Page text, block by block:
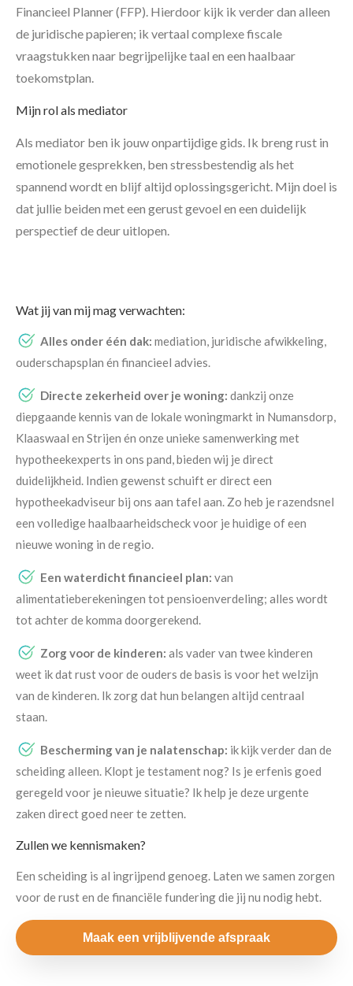
Financieel Planner (FFP). Hierdoor kijk ik verder dan alleen
de juridische papieren; ik vertaal complexe fiscale
vraagstukken naar begrijpelijke taal en een haalbaar
toekomstplan.
Mijn rol als mediator
Als mediator ben ik jouw onpartijdige gids. Ik breng rust in
emotionele gesprekken, ben stressbestendig als het
spannend wordt en blijf altijd oplossingsgericht. Mijn doel is
dat jullie beiden met een gerust gevoel en een duidelijk
perspectief de deur uitlopen.
Wat jij van mij mag verwachten:
Alles onder één dak: mediation, juridische afwikkeling,
ouderschapsplan én financieel advies.
Directe zekerheid over je woning: dankzij onze
diepgaande kennis van de lokale woningmarkt in Numansdorp,
Klaaswaal en Strijen én onze unieke samenwerking met
hypotheekexperts in ons pand, bieden wij je direct
duidelijkheid. Indien gewenst schuift er direct een
hypotheekadviseur bij ons aan tafel aan. Zo heb je razendsnel
een volledige haalbaarheidscheck voor je huidige of een
nieuwe woning in de regio.
Een waterdicht financieel plan: van
alimentatieberekeningen tot pensioenverdeling; alles wordt
tot achter de komma doorgerekend.
Zorg voor de kinderen: als vader van twee kinderen
weet ik dat rust voor de ouders de basis is voor het welzijn
van de kinderen. Ik zorg dat hun belangen altijd centraal
staan.
Bescherming van je nalatenschap: ik kijk verder dan de
scheiding alleen. Klopt je testament nog? Is je erfenis goed
geregeld voor je nieuwe situatie? Ik help je deze urgente
zaken direct goed neer te zetten.
Zullen we kennismaken?
Een scheiding is al ingrijpend genoeg. Laten we samen zorgen
voor de rust en de financiële fundering die jij nu nodig hebt.
Maak een vrijblijvende afspraak